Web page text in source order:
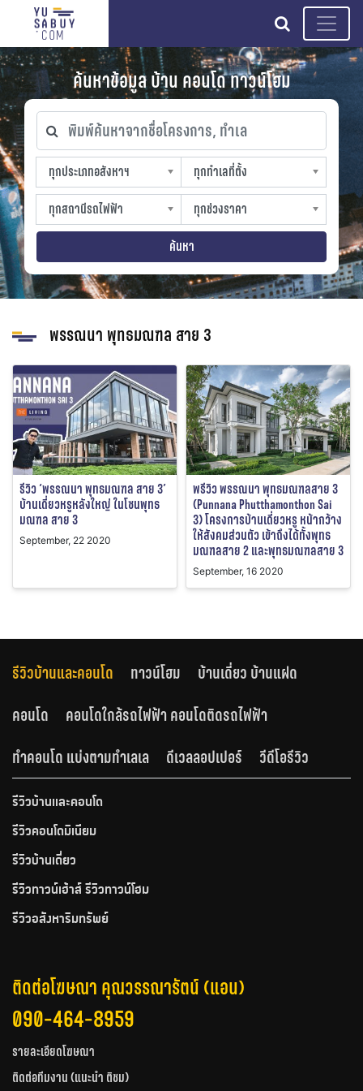
search
ค้นหาข้อมูล บ้าน คอนโด ทาวน์โฮม
พิมพ์ค้นหาจากชื่อโครงการ, ทำเล
ทุกประเภทอสังหาฯ
ทุกประเภทอสังหาฯ
sproperty
ทุกทำเลที่ตั้ง
ทุกทำเลที่ตั้ง
slocation
ทุกสถานีรถไฟฟ้า
ทุกสถานีรถไฟฟ้า
strain-station
ทุกช่วงราคา
ทุกช่วงราคา
sprice
ค้นหา
พรรณนา พุทธมณฑล สาย 3
รีวิว ‘พรรณนา พุทธมณฑล สาย 3’
บ้านเดี่ยวหรูหลังใหญ่ ในโซนพุทธ
มณฑล สาย 3
September, 22 2020
พรีวิว พรรณนา พุทธมณฑลสาย 3
(Punnana Phutthamonthon Sai
3) โครงการบ้านเดี่ยวหรู หน้ากว้าง
ให้สังคมส่วนตัว เข้าถึงได้ทั้งพุทธ
มณฑลสาย 2 และพุทธมณฑลสาย 3
September, 16 2020
รีวิวบ้านและคอนโด ทาวน์โฮม
บ้านเดี่ยว บ้านแฝด
คอนโด
คอนโดใกล้รถไฟฟ้า คอนโดติดรถไฟฟ้า
ทำคอนโด แบ่งตามทำเลเล
ดีเวลลอปเปอร์ วีดีโอรีวิว
รีวิวบ้านและคอนโด
รีวิวคอนโดมิเนียม
รีวิวบ้านเดี่ยว
รีวิวทาวน์เฮ้าส์ รีวิวทาวน์โฮม
รีวิวอสังหาริมทรัพย์
ติดต่อโฆษณา คุณวรรณารัตน์ (แอน)
090-464-8959
รายละเอียดโฆษณา
ติดต่อทีมงาน (แนะนำ ติชม)